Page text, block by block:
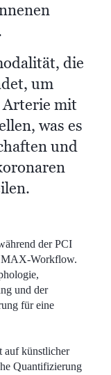
die
um
Arterie mit
was es
und
der PCI
MAX-Workflow.
und der
für eine
künstlicher
Quantifizierung